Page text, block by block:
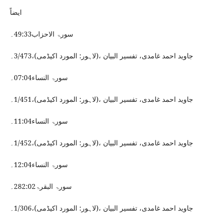
ایضاً
سورۃ الاحزاب49:33۔
جاوید احمد غامدی، تفسیر البیان ،(لاہور: المورد اکیڈمی)،3/473۔
سورۃ النساء07:04۔
جاوید احمد غامدی، تفسیر البیان ،(لاہور: المورد اکیڈمی)،1/451۔
سورۃ النساء11:04۔
جاوید احمد غامدی، تفسیر البیان ،(لاہور: المورد اکیڈمی)،1/452۔
سورۃ النساء12:04۔
سورۃ البقرۃ282:02۔
جاوید احمد غامدی، تفسیر البیان ،(لاہور: المورد اکیڈمی)،1/306۔